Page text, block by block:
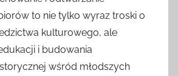
to nie tylko wyraz troski o
kulturowego, ale
i budowania
wśród młodszych